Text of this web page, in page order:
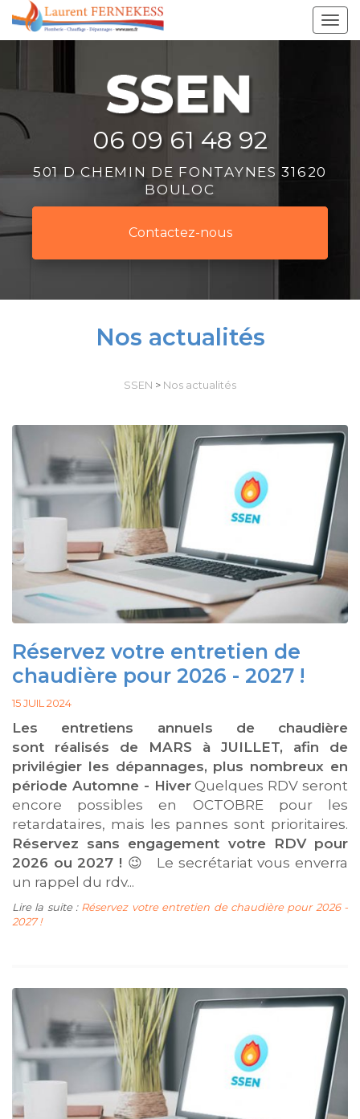
Aller
au
06 09 61 48 92
501 D CHEMIN DE FONTAYNES 31620
BOULOC
Contactez-nous
Nos actualités
SSEN > Nos actualités
Réservez votre entretien de
chaudière pour 2026 - 2027 !
15 JUIL 2024
Les entretiens annuels de chaudière
sont réalisés de MARS à JUILLET, afin de
privilégier les dépannages, plus nombreux en
période Automne - HiverQuelques RDV seront
encore possibles en OCTOBRE pour les
retardataires, mais les pannes sont prioritaires.
Réservez sans engagement votre RDV pour
2026 ou 2027 ! 😉 Le secrétariat vous enverra
un rappel du rdv...
Lire la suite : Réservez votre entretien de chaudière pour 2026 -
2027 !